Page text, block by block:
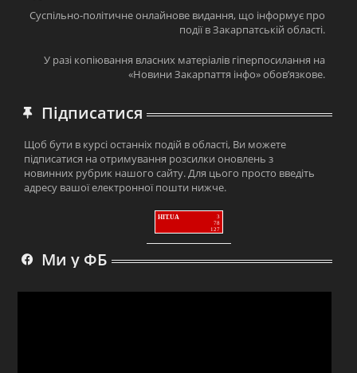
Суспільно-політичне онлайнове видання, що інформує про
події в Закарпатській області.
У разі копіювання власних матеріалів гіперпосилання на
«Новини Закарпаття інфо» обов’язкове.
Підписатися
Щоб бути в курсі останніх подій в області, Ви можете
підписатися на отримування розсилки оновлень з
новинних рубрик нашого сайту. Для цього просто введіть
адресу вашої електронної пошти нижче.
HIT.UA
3
78
127
Ми у ФБ